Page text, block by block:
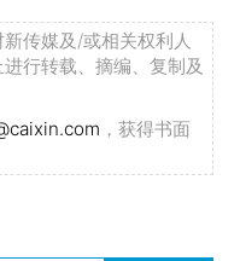
传媒及/或相关权利人
行转载、摘编、复制及
，获得书面